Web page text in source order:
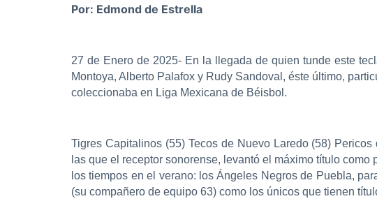
Por: Edmond de Estrella
27 de Enero de 2025- En la llegada de quien tunde este
Montoya, Alberto Palafox y Rudy Sandoval, éste último,
coleccionaba en Liga Mexicana de Béisbol.
Tigres Capitalinos (55) Tecos de Nuevo Laredo (58)
las que el receptor sonorense, levantó el máximo título
los tiempos en el verano: los Ángeles Negros de Puebla,
(su compañero de equipo 63) como los únicos que tienen